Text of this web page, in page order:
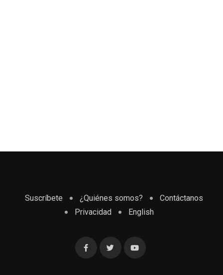
Suscríbete ¿Quiénes somos?
Contáctanos
Privacidad
English